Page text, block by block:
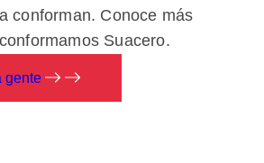
conforman. Conoce más
Suacero.
gente